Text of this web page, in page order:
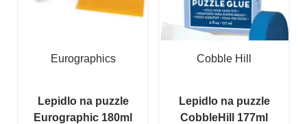
Eurographics
Lepidlo na puzzle
Eurographic 180ml
Cobble Hill
Lepidlo na puzzle
CobbleHill 177ml